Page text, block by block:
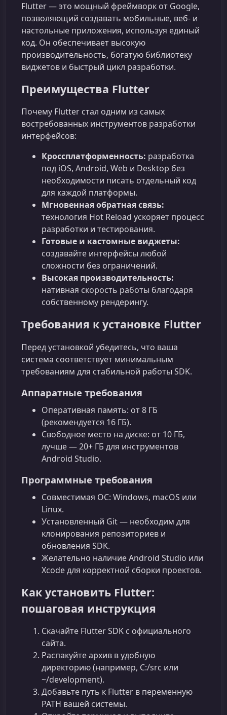
Flutter — это мощный фреймворк от Google,
позволяющий создавать мобильные, веб‑ и
настольные приложения, используя единый
код. Он обеспечивает высокую
производительность, богатую библиотеку
виджетов и быстрый цикл разработки.
Преимущества Flutter
Почему Flutter стал одним из самых
востребованных инструментов разработки
интерфейсов:
Кроссплатформенность: разработка
под iOS, Android, Web и Desktop без
необходимости писать отдельный код
для каждой платформы.
Мгновенная обратная связь:
технология Hot Reload ускоряет процесс
разработки и тестирования.
Готовые и кастомные виджеты:
создавайте интерфейсы любой
сложности без ограничений.
Высокая производительность:
нативная скорость работы благодаря
собственному рендерингу.
Требования к установке Flutter
Перед установкой убедитесь, что ваша
система соответствует минимальным
требованиям для стабильной работы SDK.
Аппаратные требования
Оперативная память: от 8 ГБ
(рекомендуется 16 ГБ).
Свободное место на диске: от 10 ГБ,
лучше — 20+ ГБ для инструментов
Android Studio.
Программные требования
Совместимая ОС: Windows, macOS или
Linux.
Установленный Git — необходим для
клонирования репозиториев и
обновления SDK.
Желательно наличие Android Studio или
Xcode для корректной сборки проектов.
Как установить Flutter:
пошаговая инструкция
Скачайте Flutter SDK с официального
сайта.
Распакуйте архив в удобную
директорию (например, C:/src или
~/development).
Добавьте путь к Flutter в переменную
PATH вашей системы.